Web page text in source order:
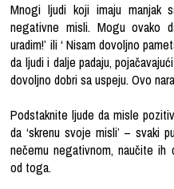
Mnogi ljudi koji imaju manjak
negativne misli. Mogu ovako
uradim!’ ili ‘ Nisam dovoljno
da ljudi i dalje padaju,
dovoljno dobri sa uspeju. Ovo
Podstaknite ljude da misle
da ‘skrenu svoje misli’ – svaki
nečemu negativnom, naučite ih
od toga.